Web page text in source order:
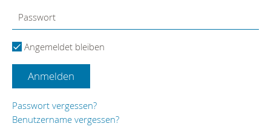
Angemeldet bleiben
Anmelden
Passwort vergessen?
Benutzername vergessen?